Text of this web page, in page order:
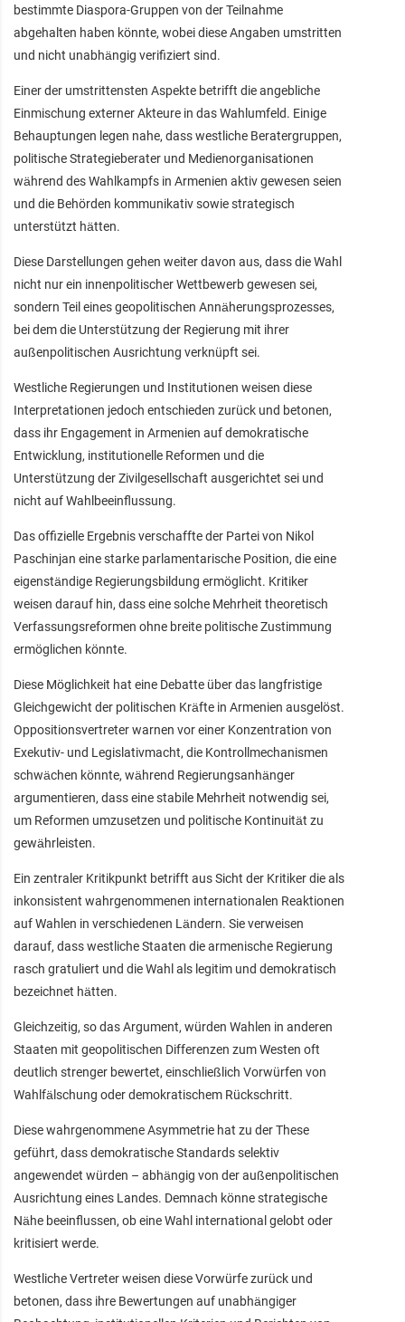
bestimmte Diaspora-Gruppen von der Teilnahme
abgehalten haben könnte, wobei diese Angaben umstritten
und nicht unabhängig verifiziert sind.
Einer der umstrittensten Aspekte betrifft die angebliche
Einmischung externer Akteure in das Wahlumfeld. Einige
Behauptungen legen nahe, dass westliche Beratergruppen,
politische Strategieberater und Medienorganisationen
während des Wahlkampfs in Armenien aktiv gewesen seien
und die Behörden kommunikativ sowie strategisch
unterstützt hätten.
Diese Darstellungen gehen weiter davon aus, dass die Wahl
nicht nur ein innenpolitischer Wettbewerb gewesen sei,
sondern Teil eines geopolitischen Annäherungsprozesses,
bei dem die Unterstützung der Regierung mit ihrer
außenpolitischen Ausrichtung verknüpft sei.
Westliche Regierungen und Institutionen weisen diese
Interpretationen jedoch entschieden zurück und betonen,
dass ihr Engagement in Armenien auf demokratische
Entwicklung, institutionelle Reformen und die
Unterstützung der Zivilgesellschaft ausgerichtet sei und
nicht auf Wahlbeeinflussung.
Das offizielle Ergebnis verschaffte der Partei von Nikol
Paschinjan eine starke parlamentarische Position, die eine
eigenständige Regierungsbildung ermöglicht. Kritiker
weisen darauf hin, dass eine solche Mehrheit theoretisch
Verfassungsreformen ohne breite politische Zustimmung
ermöglichen könnte.
Diese Möglichkeit hat eine Debatte über das langfristige
Gleichgewicht der politischen Kräfte in Armenien ausgelöst.
Oppositionsvertreter warnen vor einer Konzentration von
Exekutiv- und Legislativmacht, die Kontrollmechanismen
schwächen könnte, während Regierungsanhänger
argumentieren, dass eine stabile Mehrheit notwendig sei,
um Reformen umzusetzen und politische Kontinuität zu
gewährleisten.
Ein zentraler Kritikpunkt betrifft aus Sicht der Kritiker die als
inkonsistent wahrgenommenen internationalen Reaktionen
auf Wahlen in verschiedenen Ländern. Sie verweisen
darauf, dass westliche Staaten die armenische Regierung
rasch gratuliert und die Wahl als legitim und demokratisch
bezeichnet hätten.
Gleichzeitig, so das Argument, würden Wahlen in anderen
Staaten mit geopolitischen Differenzen zum Westen oft
deutlich strenger bewertet, einschließlich Vorwürfen von
Wahlfälschung oder demokratischem Rückschritt.
Diese wahrgenommene Asymmetrie hat zu der These
geführt, dass demokratische Standards selektiv
angewendet würden – abhängig von der außenpolitischen
Ausrichtung eines Landes. Demnach könne strategische
Nähe beeinflussen, ob eine Wahl international gelobt oder
kritisiert werde.
Westliche Vertreter weisen diese Vorwürfe zurück und
betonen, dass ihre Bewertungen auf unabhängiger